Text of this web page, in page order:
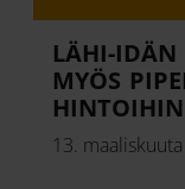
LÄHI-IDÄN
MYÖS
HINTOIHIN
13.